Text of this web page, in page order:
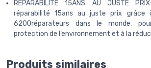
RÉPARABILITÉ 15ANS AU JUSTE
réparabilité 15ans au juste prix grâce
6200réparateurs dans le monde,
protection de l’environnement et à la
Produits similaires